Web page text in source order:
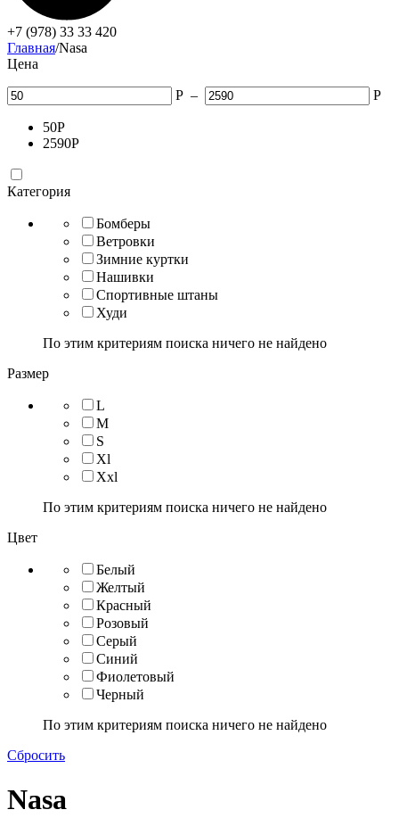
+7 (978) 33 33 420
Главная/Nasa
Цена
Р – Р
50Р
2590Р
Категория
Бомберы
Ветровки
Зимние куртки
Нашивки
Спортивные штаны
Худи
По этим критериям поиска ничего не найдено
Размер
L
M
S
Xl
Xxl
По этим критериям поиска ничего не найдено
Цвет
Белый
Желтый
Красный
Розовый
Серый
Синий
Фиолетовый
Черный
По этим критериям поиска ничего не найдено
Сбросить
Nasa